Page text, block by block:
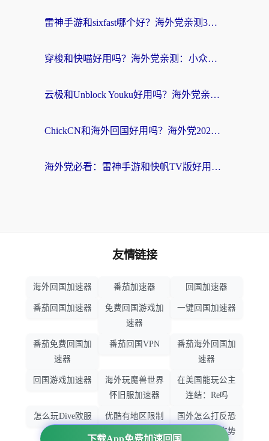
雷神手游和sixfast哪个好？海外党亲测3款回国加速器，教你选对不踩坑
穿梭和快喵好用吗？海外党亲测：小众加速器对比+番茄加速器深度体验
云极和Unblock Youku好用吗？海外党亲测+2026回国加速器避坑指南
ChickCN和海外回国好用吗？海外党2026亲测：从手游到影音，选对加速器的3个关键
海外党必看：雷神手游和快帆TV版好用吗？3步选对回国加速器不踩坑
下载App免费加速回国
友情链接
海外回国加速器 番茄加速器 回国加速器
番茄回国加速器
免费回国游戏加
速器
一键回国加速器
番茄免费回国加
速器
番茄回国VPN
番茄海外回国加
速器
回国游戏加速器
海外玩魔兽世界
怀旧服加速器
在美国能玩公主
连结：Re吗
怎么玩Dive欧服
优酷有地区限制
吗
国外怎么打反恐
精英：全球攻势